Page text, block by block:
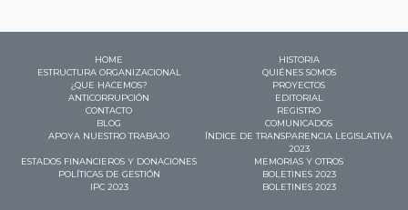
HOME
HISTORIA
ESTRUCTURA ORGANIZACIONAL
QUIÉNES SOMOS
¿QUE HACEMOS?
PROYECTOS
ANTICORRUPCIÓN
EDITORIAL
CONTACTO
REGISTRO
BLOG
COMUNICADOS
APOYA NUESTRO TRABAJO
ÍNDICE DE TRANSPARENCIA LEGISLATIVA
2023
ESTADOS FINANCIEROS Y DONACIONES
MEMORIAS Y OTROS
POLÍTICAS DE GESTIÓN
BOLETINES 2023
IPC 2023
BOLETINES 2023